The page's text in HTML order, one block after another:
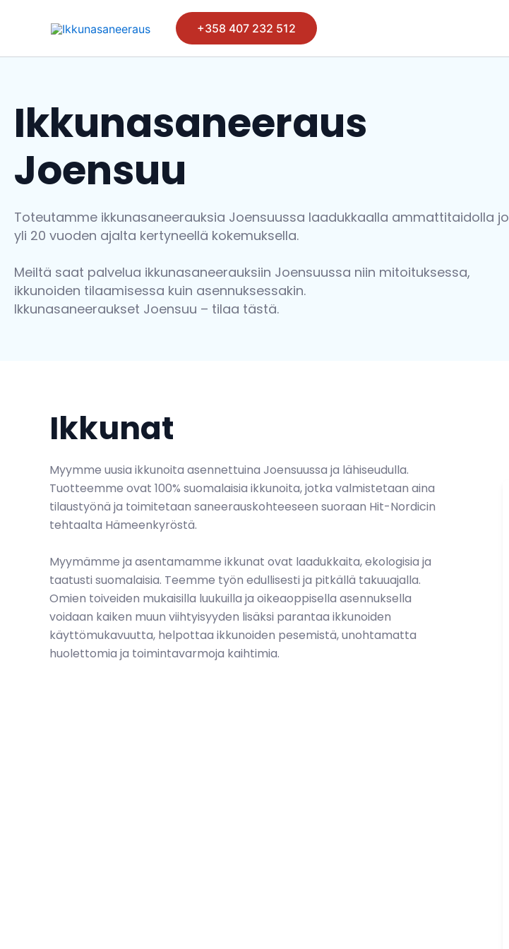
+358 407 232 512
Ikkunasaneeraus
Joensuu
Toteutamme ikkunasaneerauksia Joensuussa laadukkaalla ammattitaidolla jo
yli 20 vuoden ajalta kertyneellä kokemuksella.
Meiltä saat palvelua ikkunasaneerauksiin Joensuussa niin mitoituksessa,
ikkunoiden tilaamisessa kuin asennuksessakin.
Ikkunasaneeraukset Joensuu – tilaa tästä.
Ikkunat
Myymme uusia ikkunoita asennettuina Joensuussa ja lähiseudulla.
Tuotteemme ovat 100% suomalaisia ikkunoita, jotka valmistetaan aina
tilaustyönä ja toimitetaan saneerauskohteeseen suoraan Hit-Nordicin
tehtaalta Hämeenkyröstä.
Myymämme ja asentamamme ikkunat ovat laadukkaita, ekologisia ja
taatusti suomalaisia. Teemme työn edullisesti ja pitkällä takuuajalla.
Omien toiveiden mukaisilla luukuilla ja oikeaoppisella asennuksella
voidaan kaiken muun viihtyisyyden lisäksi parantaa ikkunoiden
käyttömukavuutta, helpottaa ikkunoiden pesemistä, unohtamatta
huolettomia ja toimintavarmoja kaihtimia.